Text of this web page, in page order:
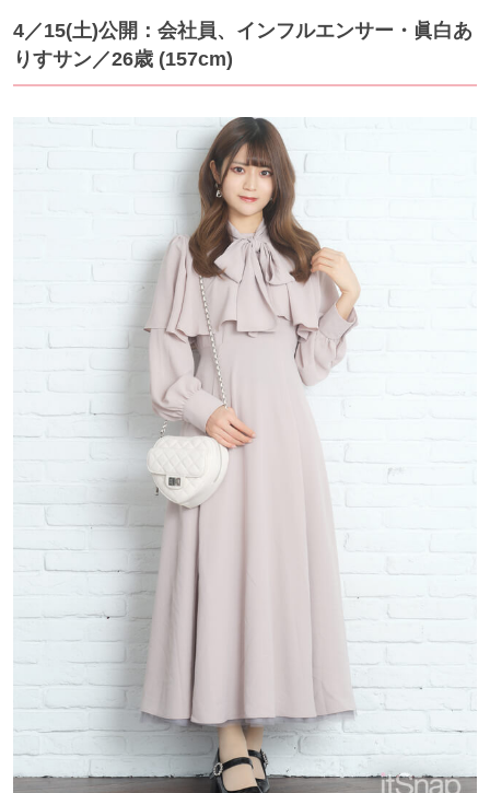
4／15(土)公開：会社員、インフルエンサー・眞白あ
りすサン／26歳 (157cm)